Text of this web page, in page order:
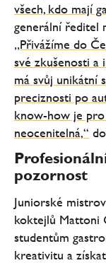
všech, kdo mají
generální ředitel
„Přivážíme do
své zkušenosti a
má svůj unikátní
preciznosti po
know-how je
neocenitelná,“
pozornost
Juniorské
koktejlů Mattoni
studentům
kreativitu a